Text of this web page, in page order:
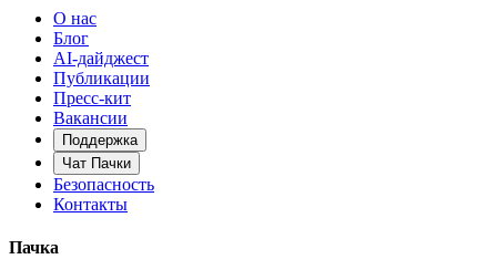
О нас
Блог
AI-дайджест
Публикации
Пресс-кит
Вакансии
Поддержка
Чат Пачки
Безопасность
Контакты
Пачка